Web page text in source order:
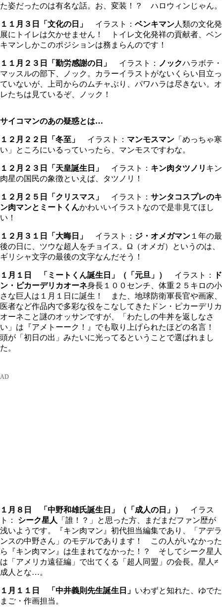
た姿だったのは有名な話。お、変装！？ ハロウィンじゃん。
１１月３日「文化の日」 イラスト： ベンキマン人類の文化発
展にトイレは欠かせません！ トイレ文化発祥の貢献者、ベン
キマンしかこのポジションは務まらんのです！
１１月２３日「勤労感謝の日」 イラスト： ノックハラボテ・
マッスルの部下、ノック。カラーイラストがないくらい目立っ
ていないが、上司からのムチャぶり、パワハラは尽きない。オ
レたちは見ているぞ、ノック！
サイコマンのあの疑惑とは…
１２月２２日「冬至」 イラスト： マンモスマン 「めっちゃ寒
い」ところにいるっていったら、マンモスですわな。
１２月２３日「天皇誕生日」 イラスト： キン肉タツノリ キン
肉星の国民の象徴といえば、タツノリ！
１２月２５日「クリスマス」 イラスト： サンタコスプレのキ
ン肉マンとミートくんかわいいイラストなので是非見てほし
い！
１２月３１日「大晦日」 イラスト： ジ・オメガマン １年の最
後の日に、ツウな超人をチョイス。Ω（オメガ）というのは、
ギリシャ文字の最後の文字なんだそう！
１月１日 「ミートくん誕生日」（ 「元旦」） イラスト：
ド
ン・ピカーデリカオーネ身長１００センチ、体重２５キロの小
さな巨人は１月１日に誕生！ また、地球防衛軍長官や画家、
医者など作品内で多彩な役をこなしてきたドン・ピカーデリカ
オーネこと謎のオッサンですが、「わたしの牛丼を返しなさ
い」は『アメトーーク！』でも取り上げられたほどの名言！
頭が「初日の出」みたいに光ってるということで選ばれまし
た。
１月８日 「中野和雄氏誕生日」（ 「成人の日」） イラス
ト：
シーク星人
「誰！？」と思った方、まだまだファン歴が
浅いようです。『キン肉マン』初代担当編集であり、「アデラ
ンスの中野さん」のモデルであります！ この人がいなかった
ら『キン肉マン』は生まれてなかった！？ そしてシーク星人
は「アメリカ遠征編」で出てくる「超人同盟」の会長。星人≠
成人とな…。
１月１１日 「中井義則先生誕生日」 いわずと知れた、ゆでた
まご・作画担当。